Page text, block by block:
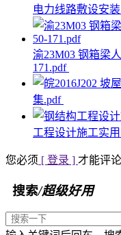
电力线路敷设安
渝23M03 钢箱梁
171.pdf
集.pdf
工程设计施工实
您必须 [ 登录 ] 才能评论
搜索/超级好用